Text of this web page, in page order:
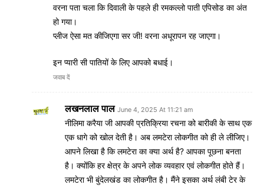
वरना पता चला कि दिवाली के पहले ही रमकल्लो पाती एपिसोड का अंत
हो गया।
प्लीज ऐसा मत कीजिएगा सर जी! वरना अधूरापन रह जाएगा।
इन प्यारी सी पातियों के लिए आपको बधाई।
जवाब दें
लखनलाल पाल June 4, 2025 At 11:21 am
नीलिमा करैया जी आपकी प्रतिक्रिया रचना को बारीकी के साथ एक
एक धागे को खोल देती है। अब लमटेरा लोकगीत को ही ले लीजिए।
आपने लिखा है कि लमटेरा का क्या अर्थ है? आपका पूछना बनता
है। क्योंकि हर क्षेत्र के अपने लोक व्यवहार एवं लोकगीत होते हैं।
लमटेरा भी बुंदेलखंड का लोकगीत है। मैंने इसका अर्थ लंबी टेर के